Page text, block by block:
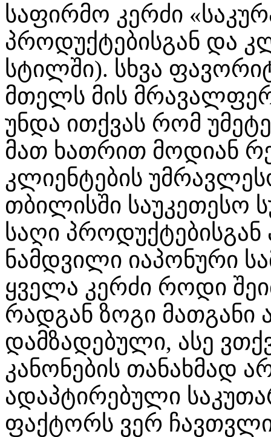
საფირმო კერძი
პროდუქტებისგან და
სტილში). სხვა
მთელს მის
უნდა ითქვას რომ
მათ ხათრით მოდიან
კლიენტების
თბილისში საუკეთესო
საღი
ნამდვილი იაპონური
ყველა კერძი როდი
რადგან ზოგი მათგანი
დამზადებული, ასე
კანონების თანახმად
ადაპტირებული
ფაქტორს ვერ